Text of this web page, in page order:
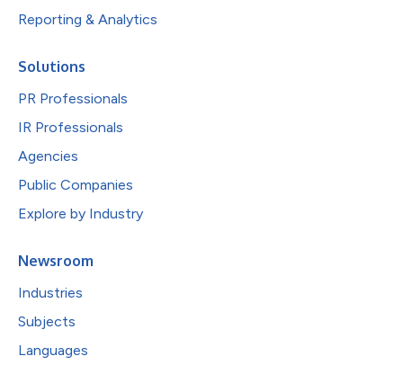
Reporting & Analytics
Solutions
PR Professionals
IR Professionals
Agencies
Public Companies
Explore by Industry
Newsroom
Industries
Subjects
Languages